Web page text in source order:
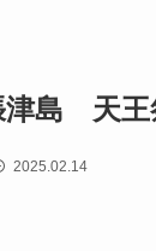
津島 天王
2025.02.14